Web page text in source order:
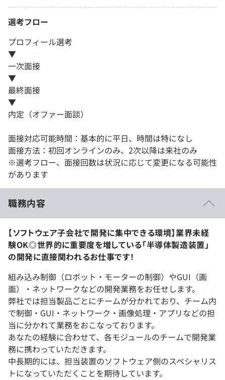
選考フロー
プロフィール選考
▼
一次面接
▼
最終面接
▼
内定（オファー面談）
面接対応可能時間：基本的に平日、時間は特になし
面接方法：初回オンラインのみ、2次以降は来社のみ
※選考フロー、面接回数は状況に応じて変更になる可能性
があります
職務内容
【ソフトウェア子会社で開発に集中できる環境】業界未経
験OK◎世界的に重要度を増している「半導体製造装置」
の開発に直接関われるお仕事です！
組み込み制御（ロボット・モーターの制御）やGUI（画
面）・ネットワークなどの開発業務をお任せします。
弊社では担当製品ごとにチームが分かれており、チーム内
で制御・GUI・ネットワーク・画像処理・アプリなどの担
当に分かれて業務をおこなっております。
あなたの経験に合わせて、各モジュールのチームで開発業
務に携わっていただきます。
中長期的には、担当装置のソフトウェア側のスペシャリス
トになっていただくことを期待しています。